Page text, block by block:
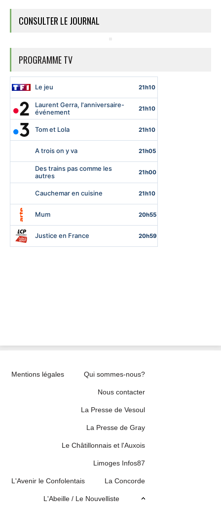
CONSULTER LE JOURNAL
PROGRAMME TV
Mentions légales Qui sommes-nous?
Nous contacter
La Presse de Vesoul
La Presse de Gray
Le Châtillonnais et l'Auxois
Limoges Infos87
L'Avenir le Confolentais La Concorde
L'Abeille / Le Nouvelliste